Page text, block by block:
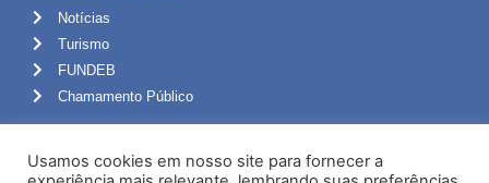
Notícias
Turismo
FUNDEB
Chamamento Público
Portal do Servidor
Usamos cookies em nosso site para fornecer a